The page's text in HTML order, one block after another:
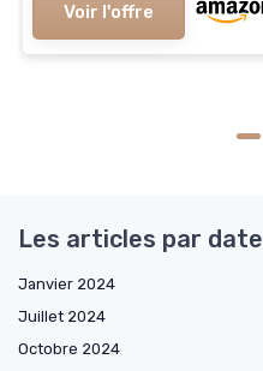
Voir l'offre
Les articles par date
Janvier 2024
Juillet 2024
Octobre 2024